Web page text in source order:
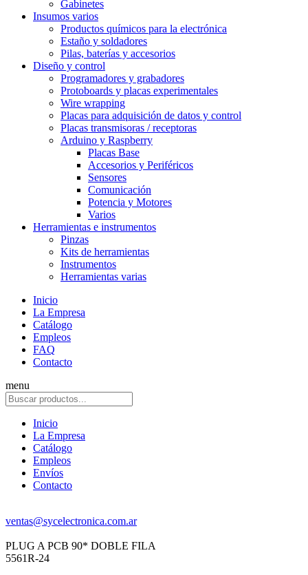
Gabinetes
Insumos varios
Productos químicos para la electrónica
Estaño y soldadores
Pilas, baterías y accesorios
Diseño y control
Programadores y grabadores
Protoboards y placas experimentales
Wire wrapping
Placas para adquisición de datos y control
Placas transmisoras / receptoras
Arduino y Raspberry
Placas Base
Accesorios y Periféricos
Sensores
Comunicación
Potencia y Motores
Varios
Herramientas e instrumentos
Pinzas
Kits de herramientas
Instrumentos
Herramientas varias
Inicio
La Empresa
Catálogo
Empleos
FAQ
Contacto
menu
Inicio
La Empresa
Catálogo
Empleos
Envíos
Contacto
ventas@sycelectronica.com.ar
PLUG A PCB 90* DOBLE FILA
5561R-24